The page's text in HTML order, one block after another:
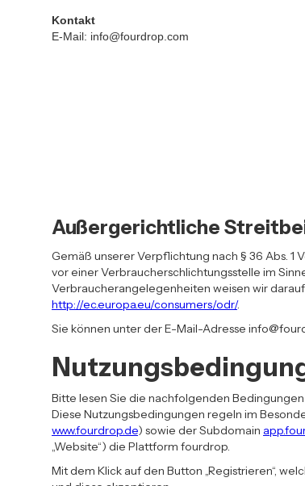
Kontakt
E-Mail: info@fourdrop.com
Außergerichtliche
Gemäß unserer Verpflichtung nach § 36 Abs.
vor einer Verbraucherschlichtungsstelle im
Verbraucherangelegenheiten weisen wir
http://ec.europa.eu/consumers/odr/.
Sie können unter der E-Mail-Adresse
Bitte lesen Sie die nachfolgenden
Diese Nutzungsbedingungen regeln im
www.fourdrop.de) sowie der Subdomain
„Website“) die Plattform fourdrop.
Mit dem Klick auf den Button „Registrieren“,